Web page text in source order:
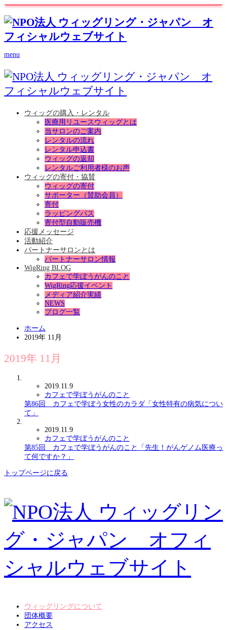
menu
ウィッグの購入・レンタル
医療用リユースウィッグとは
当サロンのご案内
レンタルの流れ
レンタル申込書
ウィッグの返却
レンタルご利用者様のお声
ウィッグの寄付・協賛
ウィッグの寄付
サポーター（賛助会員）
寄付
ラッピングバス
寄付型自動販売機
応援メッセージ
活動紹介
パートナーサロンとは
パートナーサロン情報
WigRing BLOG
カフェで学ぼうがんのこと
WigRing応援イベント
メディア紹介実績
NEWS
ブログ一覧
ホーム
2019年 11月
2019年 11月
2019.11.9
カフェで学ぼうがんのこと
第86回 カフェで学ぼう女性のカラダ「女性特有の病気につい
て」
2019.11.9
カフェで学ぼうがんのこと
第85回 カフェで学ぼうがんのこと「先生！がんゲノム医療っ
て何ですか？」
トップページに戻る
ウィッグリングについて
団体概要
アクセス